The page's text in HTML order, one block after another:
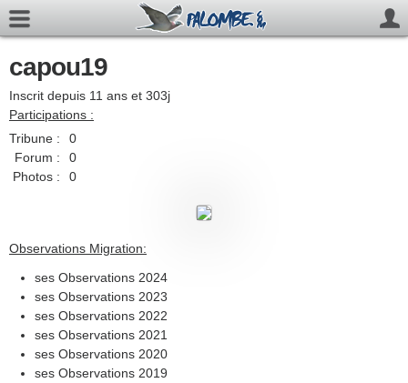
capou19
Inscrit depuis 11 ans et 303j
Participations :
Tribune :
0
Forum :
0
Photos :
0
Observations Migration:
ses Observations 2024
ses Observations 2023
ses Observations 2022
ses Observations 2021
ses Observations 2020
ses Observations 2019